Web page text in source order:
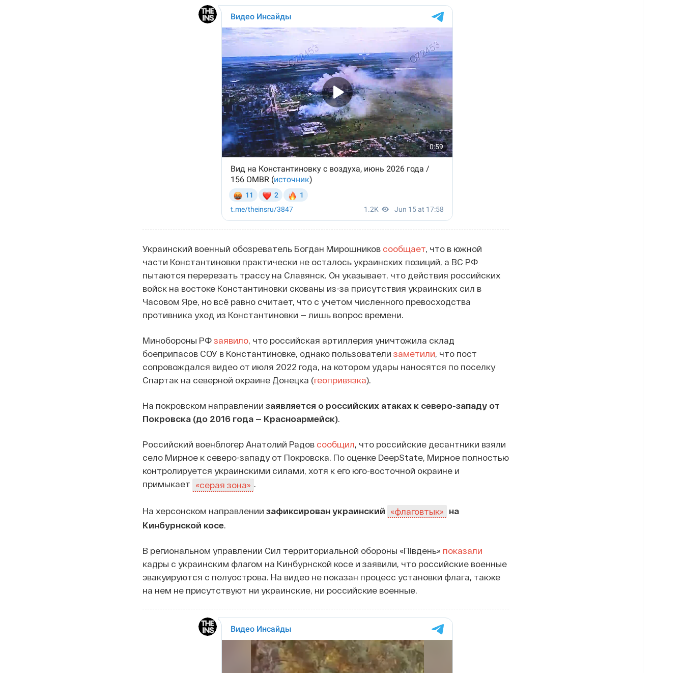
Украинский военный обозреватель Богдан Мирошников сообщает, что в южной
части Константиновки практически не осталось украинских позиций, а ВС РФ
пытаются перерезать трассу на Славянск. Он указывает, что действия российских
войск на востоке Константиновки скованы из-за присутствия украинских сил в
Часовом Яре, но всё равно считает, что с учетом численного превосходства
противника уход из Константиновки — лишь вопрос времени.
Минобороны РФ заявило, что российская артиллерия уничтожила склад
боеприпасов СОУ в Константиновке, однако пользователи заметили, что пост
сопровождался видео от июля 2022 года, на котором удары наносятся по поселку
Спартак на северной окраине Донецка (геопривязка).
На покровском направлении заявляется о российских атаках к северо-западу от
Покровска (до 2016 года — Красноармейск).
Российский военблогер Анатолий Радов сообщил, что российские десантники взяли
село Мирное к северо-западу от Покровска. По оценке DeepState, Мирное полностью
контролируется украинскими силами, хотя к его юго-восточной окраине и
примыкает «серая зона» .
На херсонском направлении зафиксирован украинский «флаговтык» на
Кинбурнской косе.
В региональном управлении Сил территориальной обороны «Південь» показали
кадры с украинским флагом на Кинбурнской косе и заявили, что российские военные
эвакуируются с полуострова. На видео не показан процесс установки флага, также
на нем не присутствуют ни украинские, ни российские военные.